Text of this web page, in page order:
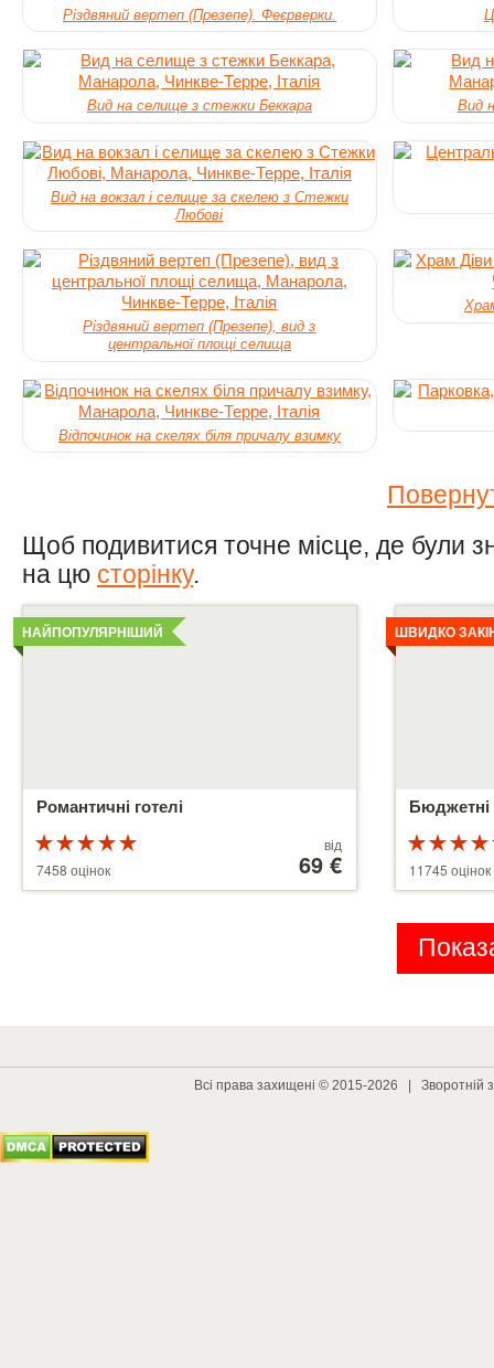
Різдвяний вертеп (Презепе). Феєрверки.
Вид на селище з стежки Беккара Вид
Вид на вокзал і селище за скелею з Стежки
Любові
Різдвяний вертеп (Презепе), вид з
центральної площі селища
Відпочинок на скелях біля причалу взимку
Щоб подивитися точне місце, де були
на цю сторінку.
Романтичні готелі
НАЙПОПУЛЯРНІШИЙ
7458 оцінок
від
69 €
Детальніше
Бюджетні
ШВИДКО
11745 оцінок
Детальніше
Всі права захищені © 2015-2026 | Зворотній